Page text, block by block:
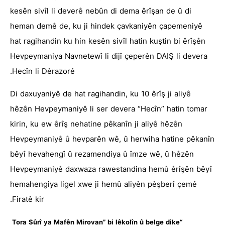
kesên sivîl li deverê nebûn di dema êrîşan de û di
heman demê de, ku ji hindek çavkaniyên çapemeniyê
hat ragihandin ku hin kesên sivîl hatin kuştin bi êrîşên
Hevpeymaniya Navnetewî li dijî çeperên DAIŞ li devera
Hecîn li Dêrazorê.
Di daxuyaniyê de hat ragihandin, ku 10 êrîş ji aliyê
hêzên Hevpeymaniyê li ser devera “Hecîn” hatin tomar
kirin, ku ew êrîş nehatine pêkanîn ji aliyê hêzên
Hevpeymaniyê û hevparên wê, û herwiha hatine pêkanîn
bêyî hevahengî û rezamendiya û îmze wê, û hêzên
Hevpeymaniyê daxwaza rawestandina hemû êrîşên bêyî
hemahengiya ligel xwe ji hemû aliyên pêşberî çemê
Firatê kir.
“Tora Sûrî ya Mafên Mirovan” bi lêkolîn û belge dike